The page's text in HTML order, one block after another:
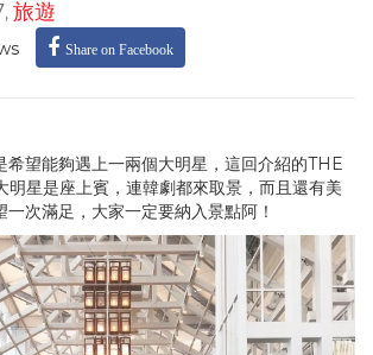
, 旅遊
Share on Facebook
希望能夠遇上一兩個大明星，這回介紹的THE
星是座上賓，連韓劇都來取景，而且還有美
次滿足，大家一定要納入景點阿！